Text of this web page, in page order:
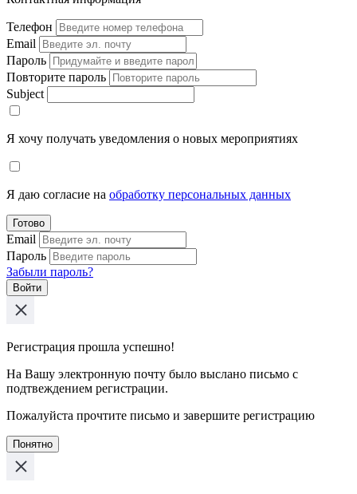
Телефон
Email
Пароль
Повторите пароль
Subject
Я хочу получать уведомления о новых мероприятиях
Я даю согласие на обработку персональных данных
Готово
Email
Пароль
Забыли пароль?
Войти
Регистрация прошла успешно!
На Вашу электронную почту было выслано письмо с
подтвеждением регистрации.
Пожалуйста прочтите письмо и завершите регистрацию
Понятно